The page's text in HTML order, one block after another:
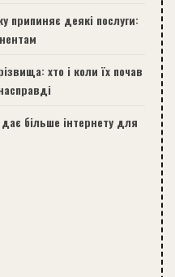
припиняє деякі послуги:
хто і коли їх почав
більше інтернету для